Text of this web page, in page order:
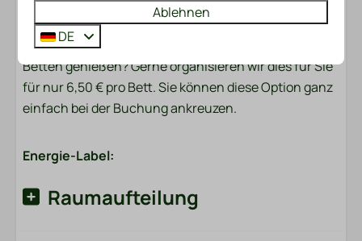
Betten gemacht?
Möchten Sie sofort nach Ihrer Ankunft bezogene
Betten genießen? Gerne organisieren wir dies für Sie
für nur 6,50 € pro Bett. Sie können diese Option ganz
einfach bei der Buchung ankreuzen.
Energie-Label:
Raumaufteilung
Ablehnen
DE